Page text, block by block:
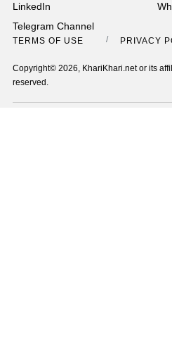
LinkedIn
Telegram Channel
TERMS OF USE PRIVACY
Copyright© 2026, KhariKhari.net or its
reserved.